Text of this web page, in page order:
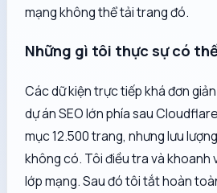
mạng không thể tải trang đó.
Những gì tôi thực sự có
Các dữ kiện trực tiếp khá đơn
dự án SEO lớn phía sau
mục 12.500 trang, nhưng lưu
không có. Tôi điều tra và khoanh
lớp mạng. Sau đó tôi tắt hoàn